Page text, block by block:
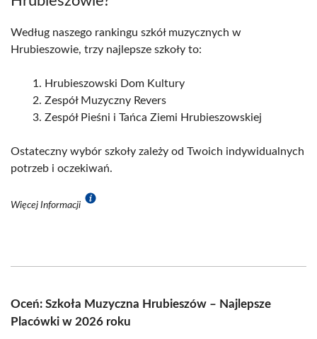
Według naszego rankingu szkół muzycznych w
Hrubieszowie, trzy najlepsze szkoły to:
Hrubieszowski Dom Kultury
Zespół Muzyczny Revers
Zespół Pieśni i Tańca Ziemi Hrubieszowskiej
Ostateczny wybór szkoły zależy od Twoich indywidualnych
potrzeb i oczekiwań.
Więcej Informacji
Oceń: Szkoła Muzyczna Hrubieszów – Najlepsze
Placówki w 2026 roku